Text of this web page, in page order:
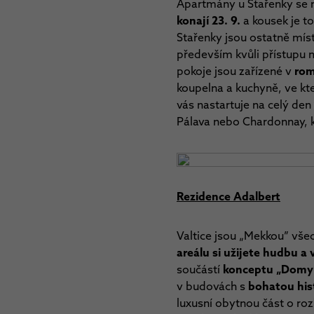
Apartmány u Stařenky se
konají 23. 9. a kousek je
Stařenky jsou ostatně
především kvůli přístupu
pokoje jsou zařízené v
koupelna a kuchyně, ve
vás nastartuje na celý
Pálava nebo
Rezidence Adalbert
Valtice jsou „Mekkou”
areálu si užijete hudbu a
součástí konceptu
v budovách s bohatou
luxusní obytnou část o